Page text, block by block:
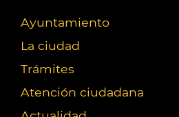
Ayuntamiento
La ciudad
Trámites
Atención ciudadana